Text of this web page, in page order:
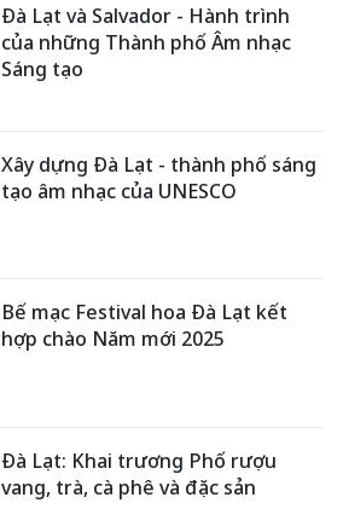
Đà Lạt và Salvador - Hành trình
của những Thành phố Âm nhạc
Sáng tạo
Xây dựng Đà Lạt - thành phố sáng
tạo âm nhạc của UNESCO
Bế mạc Festival hoa Đà Lạt kết
hợp chào Năm mới 2025
Đà Lạt: Khai trương Phố rượu
vang, trà, cà phê và đặc sản